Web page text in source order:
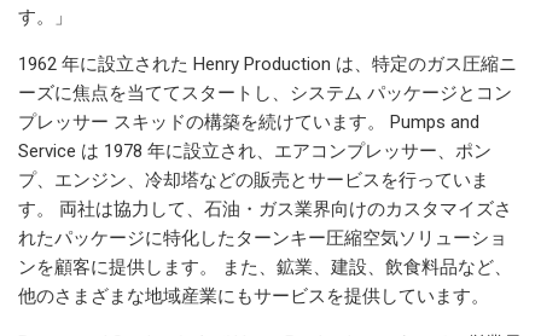
す。」
1962 年に設立された Henry Production は、特定のガス圧縮ニ
ーズに焦点を当ててスタートし、システム パッケージとコン
プレッサー スキッドの構築を続けています。 Pumps and
Service は 1978 年に設立され、エアコンプレッサー、ポン
プ、エンジン、冷却塔などの販売とサービスを行っていま
す。 両社は協力して、石油・ガス業界向けのカスタマイズさ
れたパッケージに特化したターンキー圧縮空気ソリューショ
ンを顧客に提供します。 また、鉱業、建設、飲食料品など、
他のさまざまな地域産業にもサービスを提供しています。